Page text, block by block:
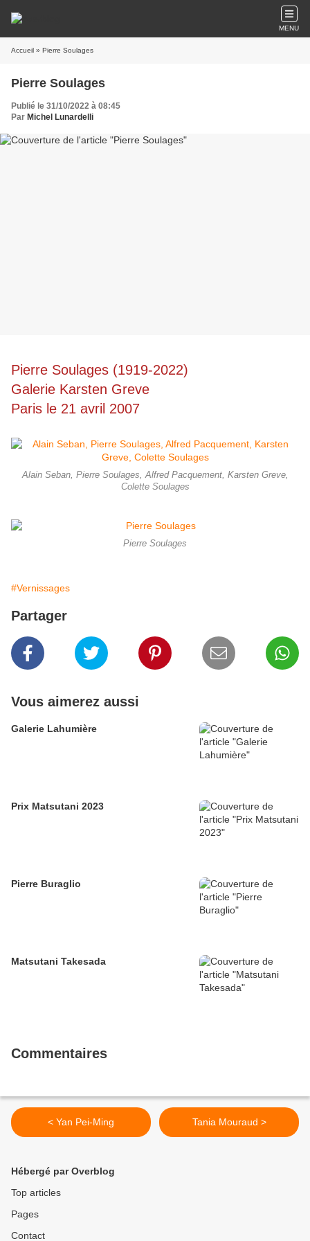
MENU
Accueil » Pierre Soulages
Pierre Soulages
Publié le 31/10/2022 à 08:45
Par Michel Lunardelli
Pierre Soulages (1919-2022)
Galerie Karsten Greve
Paris le 21 avril 2007
Alain Seban, Pierre Soulages, Alfred Pacquement, Karsten Greve,
Colette Soulages
Pierre Soulages
#Vernissages
Partager
Vous aimerez aussi
Galerie Lahumière
Prix Matsutani 2023
Pierre Buraglio
Matsutani Takesada
Commentaires
< Yan Pei-Ming Tania Mouraud >
Hébergé par Overblog
Top articles
Pages
Contact